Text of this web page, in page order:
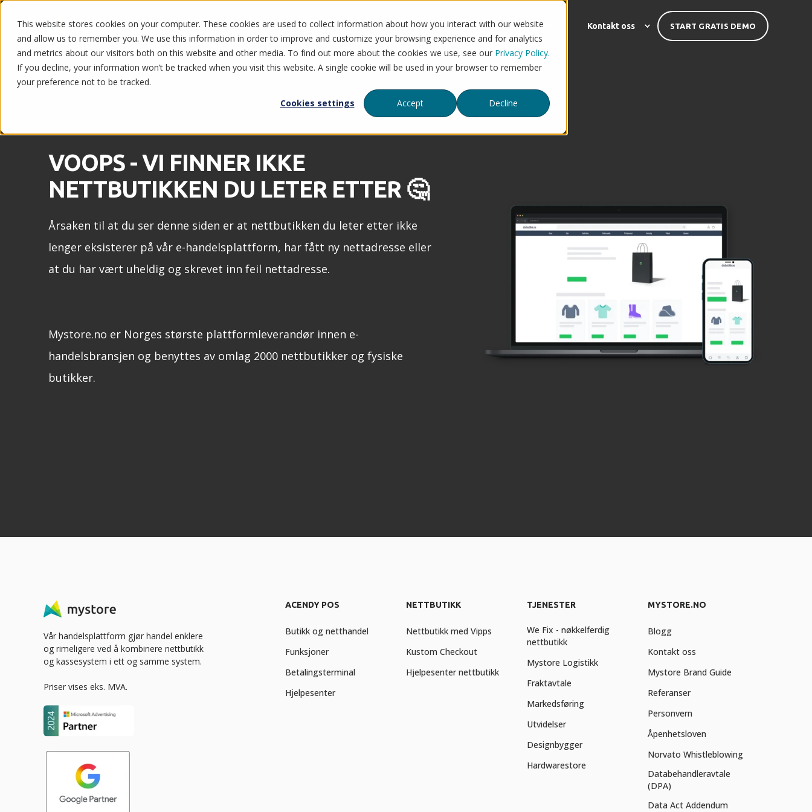
This website stores cookies on your computer. These cookies are used to collect information about how you interact with our website
and allow us to remember you. We use this information in order to improve and customize your browsing experience and for analytics
and metrics about our visitors both on this website and other media. To find out more about the cookies we use, see our Privacy Policy.
If you decline, your information won’t be tracked when you visit this website. A single cookie will be used in your browser to remember
your preference not to be tracked.
Cookies settings
Accept Decline
Nettbutikk og POS Flytt til Mystore Tjenester Priser Referanser Kontakt oss START GRATIS DEMO
VOOPS - VI FINNER IKKE
NETTBUTIKKEN DU LETER ETTER 🤔
Årsaken til at du ser denne siden er at nettbutikken du leter etter ikke
lenger eksisterer på vår e-handelsplattform, har fått ny nettadresse eller
at du har vært uheldig og skrevet inn feil nettadresse.
Mystore.no er Norges største plattformleverandør innen e-
handelsbransjen og benyttes av omlag 2000 nettbutikker og fysiske
butikker.
Vår handelsplattform gjør handel enklere
og rimeligere ved å kombinere nettbutikk
og kassesystem i ett og samme system.
Priser vises eks. MVA.
ACENDY POS
Butikk og netthandel
Funksjoner
Betalingsterminal
Hjelpesenter
NETTBUTIKK
Nettbutikk med Vipps
Kustom Checkout
Hjelpesenter nettbutikk
TJENESTER
We Fix - nøkkelferdig
nettbutikk
Mystore Logistikk
Fraktavtale
Markedsføring
Utvidelser
Designbygger
Hardwarestore
MYSTORE.NO
Blogg
Kontakt oss
Mystore Brand Guide
Referanser
Personvern
Åpenhetsloven
Norvato Whistleblowing
Databehandleravtale
(DPA)
Data Act Addendum